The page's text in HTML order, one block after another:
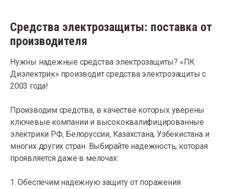
Средства электрозащиты: поставка от
производителя
Нужны надежные средства электрозащиты? «ПК
Диэлектрик» производит средства электрозащиты с
2003 года!
Производим средства, в качестве которых уверены
ключевые компании и высококвалифицированные
электрики РФ, Белоруссии, Казахстана, Узбекистана и
многих других стран. Выбирайте надежность, которая
проявляется даже в мелочах:
1. Обеспечим надежную защиту от поражения